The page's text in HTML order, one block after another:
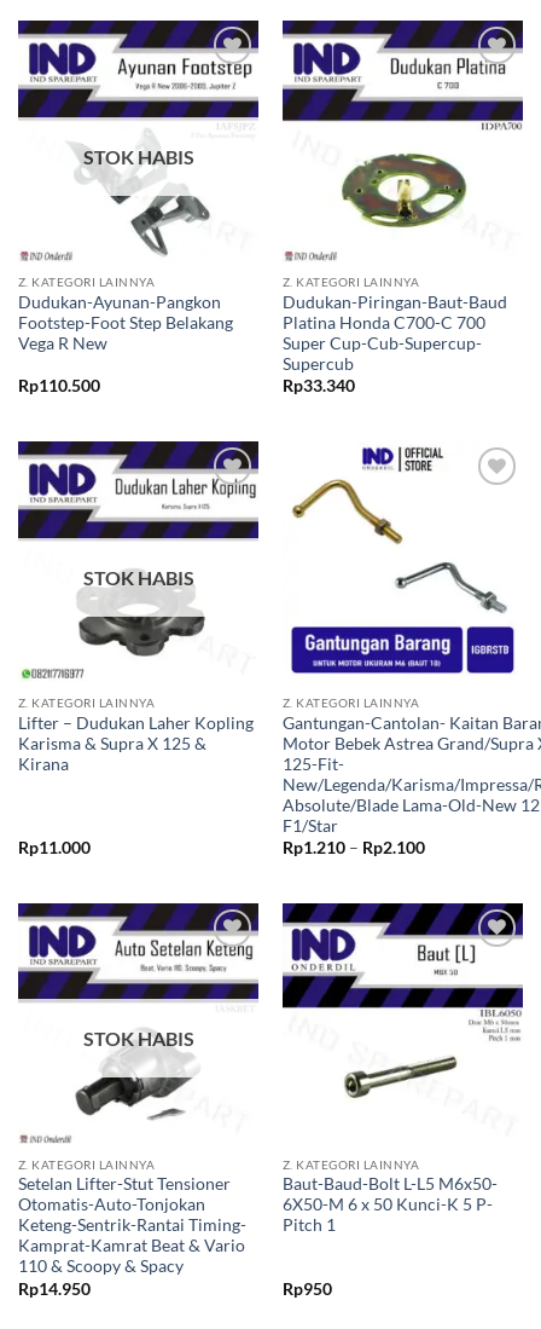
Tambahkan
ke Wishlist
STOK HABIS
Z. KATEGORI LAINNYA
Dudukan-Ayunan-Pangkon
Footstep-Foot Step Belakang
Vega R New
Rp110.500
Tambahkan
ke Wishlist
Z. KATEGORI LAINNYA
Dudukan-Piringan-Baut-Baud
Platina Honda C700-C 700
Super Cup-Cub-Supercup-
Supercub
Rp33.340
Tambahkan
ke Wishlist
STOK HABIS
Z. KATEGORI LAINNYA
Lifter – Dudukan Laher Kopling
Karisma & Supra X 125 &
Kirana
Rp11.000
Z. KATEGORI LAINNYA
Gantungan-Cantolan- Kaitan
Motor Bebek Astrea Grand/Supra
125-Fit-
New/Legenda/Karisma/Impressa/
Absolute/Blade Lama-Old-New
F1/Star
Rp1.210 – Rp2.100Rentang
Rp2.100
Tambahkan
ke Wishlist
STOK HABIS
Z. KATEGORI LAINNYA
Setelan Lifter-Stut Tensioner
Otomatis-Auto-Tonjokan
Keteng-Sentrik-Rantai Timing-
Kamprat-Kamrat Beat & Vario
110 & Scoopy & Spacy
Rp14.950
Tambahkan
ke Wishlist
Z. KATEGORI LAINNYA
Baut-Baud-Bolt L-L5 M6x50-
6X50-M 6 x 50 Kunci-K 5 P-
Pitch 1
Rp950